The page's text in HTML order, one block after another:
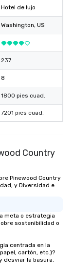
Hotel de lujo
Washington, US
237
8
1800 pies cuad.
7201 pies cuad.
Country
Pinewood Country
y Diversidad e
meta o estrategia
sostenibilidad o
centrada en la
cartón, etc.)?
desviar la basura.